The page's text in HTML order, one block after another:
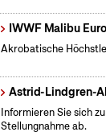
IWWF Malibu
Akrobatische
Astrid-Lindgren-
Informieren Sie sich
Stellungnahme ab.